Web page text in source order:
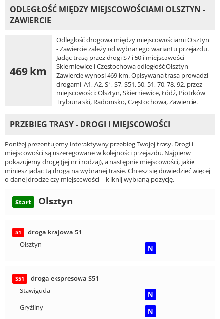
ODLEGŁOŚĆ MIĘDZY MIEJSCOWOŚCIAMI OLSZTYN -
ZAWIERCIE
469 km
Odległość drogowa między miejscowościami Olsztyn
- Zawiercie zależy od wybranego wariantu przejazdu.
Jadąc trasą przez drogi S7 i 50 i miejscowości
Skierniewice i Częstochowa odległość Olsztyn -
Zawiercie wynosi 469 km. Opisywana trasa prowadzi
drogami: A1, A2, S1, S7, S51, 50, 51, 70, 78, 92, przez
miejscowości: Olsztyn, Skierniewice, Łódź, Piotrków
Trybunalski, Radomsko, Częstochowa, Zawiercie.
PRZEBIEG TRASY - DROGI I MIEJSCOWOŚCI
Poniżej prezentujemy interaktywny przebieg Twojej trasy. Drogi i
miejscowości są uszeregowane w kolejności przejazdu. Najpierw
pokazujemy drogę (jej nr i rodzaj), a następnie miejscowości, jakie
miniesz jadąc tą drogą na wybranej trasie. Chcesz się dowiedzieć więcej
o danej drodze czy miejscowości – kliknij wybraną pozycję.
Start Olsztyn
51
droga krajowa 51
Olsztyn
N
S51
droga ekspresowa S51
Stawiguda
N
Gryźliny
N